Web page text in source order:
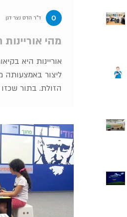
מהי
אוריינות היא
ליצור באמצעותה
הזולת. בתור
ד"ר הדס נצר דגן